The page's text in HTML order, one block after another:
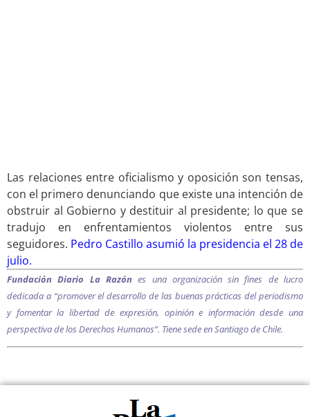
Las relaciones entre oficialismo y oposición son tensas,
con el primero denunciando que existe una intención de
obstruir al Gobierno y destituir al presidente; lo que se
tradujo en enfrentamientos violentos entre sus
seguidores. Pedro Castillo asumió la presidencia el 28 de
julio.
Fundación Diario La Razón es una organización sin fines de lucro
dedicada a “promover el desarrollo de las buenas prácticas del periodismo
y fomentar la libertad de expresión, opinión e información desde una
perspectiva de los Derechos Humanos”. Tiene sede en Santiago de Chile.